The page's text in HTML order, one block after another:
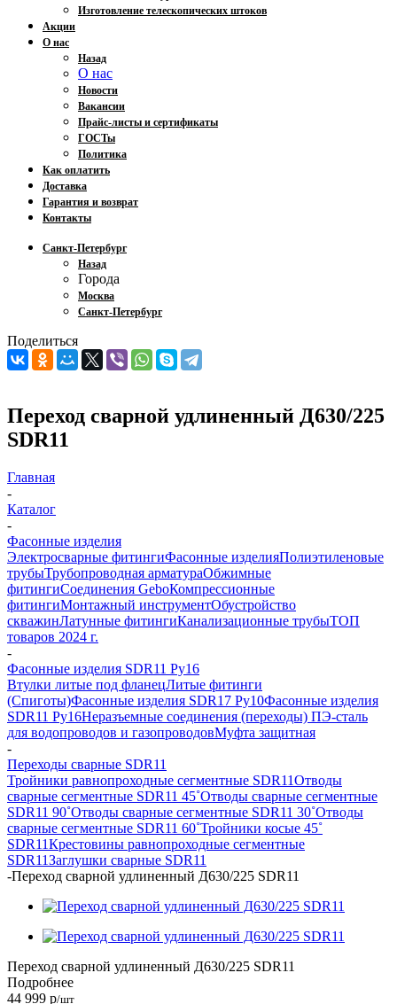
Изготовление телескопических штоков
Акции
О нас
Назад
О нас
Новости
Вакансии
Прайс-листы и сертификаты
ГОСТы
Политика
Как оплатить
Доставка
Гарантия и возврат
Контакты
Санкт-Петербург
Назад
Города
Москва
Санкт-Петербург
Поделиться
Переход сварной удлиненный Д630/225
SDR11
Главная
-
Каталог
-
Фасонные изделия
Электросварные фитингиФасонные изделияПолиэтиленовые
трубыТрубопроводная арматураОбжимные
фитингиСоединения GeboКомпрессионные
фитингиМонтажный инструментОбустройство
скважинЛатунные фитингиКанализационные трубыТОП
товаров 2024 г.
-
Фасонные изделия SDR11 Ру16
Втулки литые под фланецЛитые фитинги
(Спиготы)Фасонные изделия SDR17 Ру10Фасонные изделия
SDR11 Ру16Неразъемные соединения (переходы) ПЭ-сталь
для водопроводов и газопроводовМуфта защитная
-
Переходы сварные SDR11
Тройники равнопроходные сегментные SDR11Отводы
сварные сегментные SDR11 45˚Отводы сварные сегментные
SDR11 90˚Отводы сварные сегментные SDR11 30˚Отводы
сварные сегментные SDR11 60˚Тройники косые 45˚
SDR11Крестовины равнопроходные сегментные
SDR11Заглушки сварные SDR11
-Переход сварной удлиненный Д630/225 SDR11
Переход сварной удлиненный Д630/225 SDR11
Подробнее
44 999 р/шт